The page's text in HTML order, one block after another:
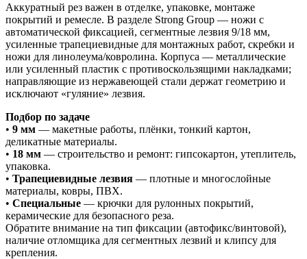
Аккуратный рез важен в отделке, упаковке, монтаже
покрытий и ремесле. В разделе Strong Group — ножи с
автоматической фиксацией, сегментные лезвия 9/18 мм,
усиленные трапециевидные для монтажных работ, скребки и
ножи для линолеума/ковролина. Корпуса — металлические
или усиленный пластик с противоскользящими накладками;
направляющие из нержавеющей стали держат геометрию и
исключают «гуляние» лезвия.
Подбор по задаче
• 9 мм — макетные работы, плёнки, тонкий картон,
деликатные материалы.
• 18 мм — строительство и ремонт: гипсокартон, утеплитель,
упаковка.
• Трапециевидные лезвия — плотные и многослойные
материалы, ковры, ПВХ.
• Специальные — крючки для рулонных покрытий,
керамические для безопасного реза.
Обратите внимание на тип фиксации (автофикс/винтовой),
наличие отломщика для сегментных лезвий и клипсу для
крепления.